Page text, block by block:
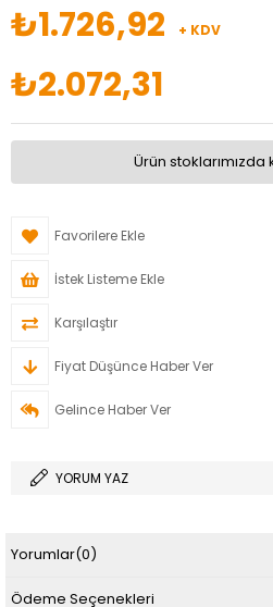
₺1.726,92 + KDV
₺2.072,31
Ürün stoklarımızda
Favorilere Ekle
İstek Listeme Ekle
Karşılaştır
Fiyat Düşünce Haber Ver
Gelince Haber Ver
YORUM YAZ
Yorumlar(0)
Ödeme Seçenekleri